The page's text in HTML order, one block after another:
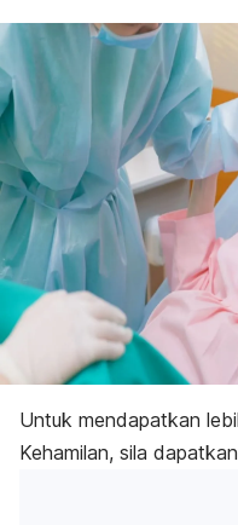
Untuk mendapatkan
Kehamilan, sila